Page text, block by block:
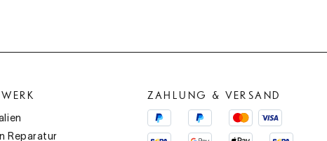
Reparatur
ZAHLUNG & VERSAND